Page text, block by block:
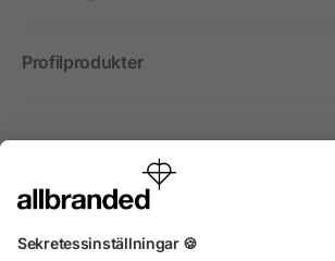
Profilprodukter
Internationellt